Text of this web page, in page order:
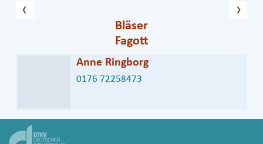
‹ ›
Bläser
Fagott
Anne Ringborg
0176 72258473